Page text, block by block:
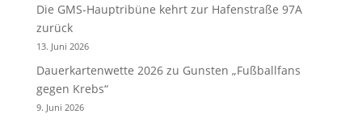
Die GMS-Hauptribüne kehrt zur Hafenstraße 97A
zurück
13. Juni 2026
Dauerkartenwette 2026 zu Gunsten „Fußballfans
gegen Krebs“
9. Juni 2026